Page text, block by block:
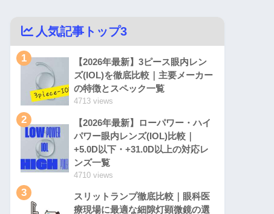
人気記事トップ3
1
【2026年最新】3ピース眼内レン
ズ(IOL)を徹底比較｜主要メーカー
の特徴とスペック一覧
4713 views
2
【2026年最新】ローパワー・ハイ
パワー眼内レンズ(IOL)比較｜
+5.0D以下・+31.0D以上の対応レ
ンズ一覧
4710 views
3
スリットランプ徹底比較｜眼科医
療現場に最適な細隙灯顕微鏡の選